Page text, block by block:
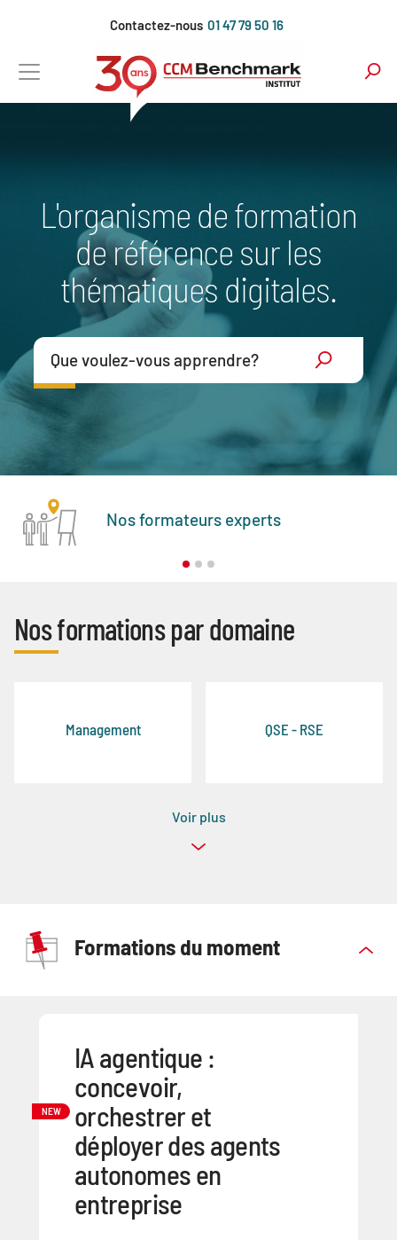
principal
Contactez-nous 01 47 79 50 16
L'organisme de formation
de référence sur les
thématiques digitales.
Nos formateurs experts
Nos formations par domaine
Management QSE - RSE
Voir plus
Formations du moment
NEW
IA agentique :
concevoir,
orchestrer et
déployer des agents
autonomes en
entreprise